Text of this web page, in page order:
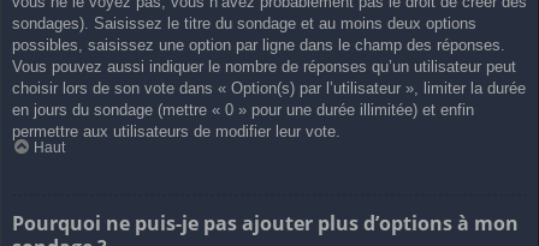
sondages). Saisissez le titre du sondage et au moins deux options
possibles, saisissez une option par ligne dans le champ des réponses.
Vous pouvez aussi indiquer le nombre de réponses qu’un utilisateur peut
choisir lors de son vote dans « Option(s) par l’utilisateur », limiter la durée
en jours du sondage (mettre « 0 » pour une durée illimitée) et enfin
permettre aux utilisateurs de modifier leur vote.
Haut
Pourquoi ne puis-je pas ajouter plus d’options à mon